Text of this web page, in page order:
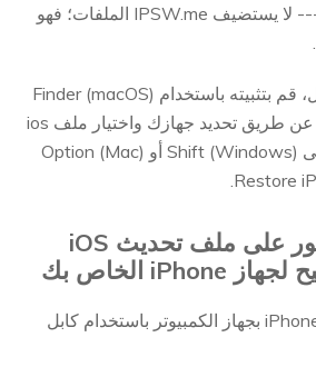
CDN الخاص بـ Apple --- لا يستضيف IPSW.me الملفات؛ فهو
بمجرد التنزيل، قم بتثبيته باستخدام Finder (macOS)
أو iTunes (Windows) عن طريق تحديد جهازك واختيار ملف ios
مع الضغط باستمرار على Shift (Windows) أو Option (Mac)
الطريقة 3: العثور على ملف تحديث iOS
قم بتوصيل iPhone بجهاز الكمبيوتر باستخدام كابل